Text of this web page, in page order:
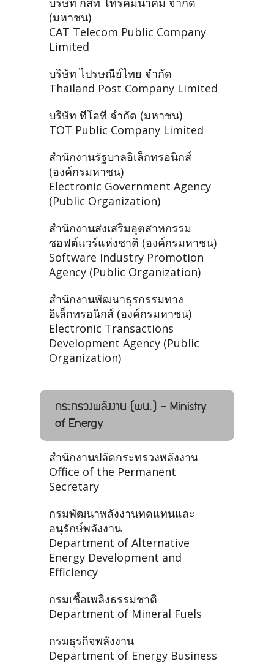
(มหาชน)
CAT Telecom Public Company
Limited
บริษัท ไปรษณีย์ไทย จำกัด
Thailand Post Company Limited
บริษัท ทีโอที จำกัด (มหาชน)
TOT Public Company Limited
สำนักงานรัฐบาลอิเล็กทรอนิกส์
(องค์กรมหาชน)
Electronic Government Agency
(Public Organization)
สำนักงานส่งเสริมอุตสาหกรรม
ซอฟต์แวร์แห่งชาติ (องค์กรมหาชน)
Software Industry Promotion
Agency (Public Organization)
สำนักงานพัฒนาธุรกรรมทาง
อิเล็กทรอนิกส์ (องค์กรมหาชน)
Electronic Transactions
Development Agency (Public
Organization)
กระทรวงพลังงาน (พน.) - Ministry
of Energy
สำนักงานปลัดกระทรวงพลังงาน
Office of the Permanent
Secretary
กรมพัฒนาพลังงานทดแทนและ
อนุรักษ์พลังงาน
Department of Alternative
Energy Development and
Efficiency
กรมเชื้อเพลิงธรรมชาติ
Department of Mineral Fuels
กรมธุรกิจพลังงาน
Department of Energy Business